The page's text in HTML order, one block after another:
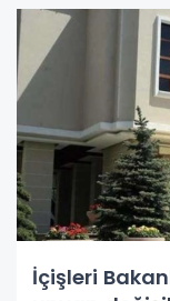
İçişleri